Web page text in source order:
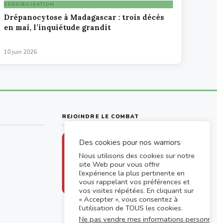
SENSIBILISATION
Drépanocytose à Madagascar : trois décès
en mai, l’inquiétude grandit
10 juin 2026
REJOINDRE LE COMBAT
Chaque don aide un drépanocytaire
à accéder aux soins
Faire un don
Des cookies pour nos warriors
Nous utilisons des cookies sur notre
site Web pour vous offrir
l’expérience la plus pertinente en
vous rappelant vos préférences et
vos visites répétées. En cliquant sur
« Accepter », vous consentez à
l’utilisation de TOUS les cookies.
Ne pas vendre mes informations